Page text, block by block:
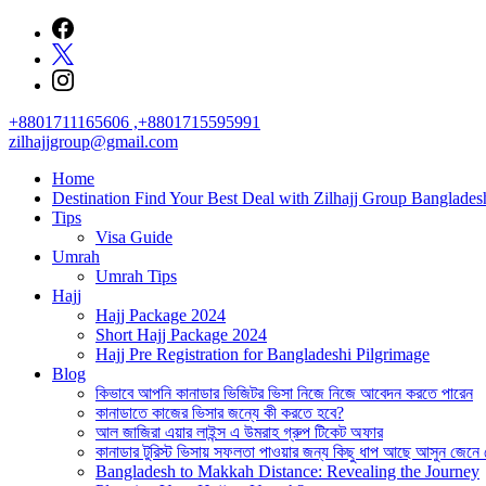
content
+8801711165606 ,+8801715595991
zilhajjgroup@gmail.com
Home
Destination Find Your Best Deal with Zilhajj Group
Tips
Visa Guide
Umrah
Umrah Tips
Hajj
Hajj Package 2024
Short Hajj Package 2024
Hajj Pre Registration for Bangladeshi Pilgrimage
Blog
কিভাবে আপনি কানাডার ভিজিটর ভিসা নিজে নিজে আবেদন করতে পারেন
কানাডাতে কাজের ভিসার জন্যে কী করতে হবে?
আল জাজিরা এয়ার লাইন্স এ উমরাহ গ্রুপ টিকেট অফার
কানাডার টুরিস্ট ভিসায় সফলতা পাওয়ার জন্য কিছু ধাপ আছে আসুন জেনে
Bangladesh to Makkah Distance: Revealing the Journey